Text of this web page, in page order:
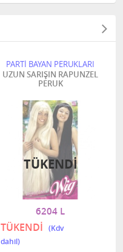
PARTİ BAYAN PERUKLARI
UZUN SARIŞIN RAPUNZEL
PERUK
6204 L
TÜKENDİ
TÜKENDI